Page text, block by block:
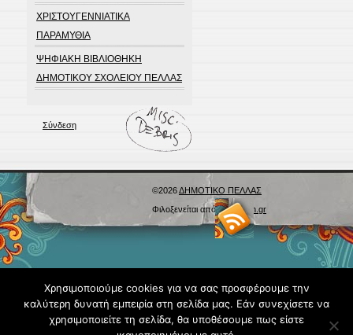
ΧΡΙΣΤΟΥΓΕΝΝΙΑΤΙΚΑ
ΠΑΡΑΜΥΘΙΑ
ΨΗΦΙΑΚΗ ΒΙΒΛΙΟΘΗΚΗ
ΔΗΜΟΤΙΚΟΥ ΣΧΟΛΕΙΟΥ ΠΕΛΛΑΣ
Σύνδεση
©2026ΔΗΜΟΤΙΚΟ ΠΕΛΛΑΣ
Φιλοξενείται απόBlogs.sch.gr
Χρησιμοποιούμε cookies για να σας προσφέρουμε την
καλύτερη δυνατή εμπειρία στη σελίδα μας. Εάν συνεχίσετε να
χρησιμοποιείτε τη σελίδα, θα υποθέσουμε πως είστε